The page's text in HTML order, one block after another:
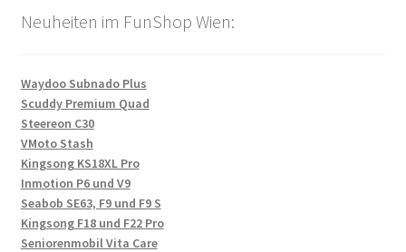
Neuheiten im FunShop Wien:
Waydoo Subnado Plus
Scuddy Premium Quad
Steereon C30
VMoto Stash
Kingsong KS18XL Pro
Inmotion P6 und V9
Seabob SE63, F9 und F9 S
Kingsong F18 und F22 Pro
Seniorenmobil Vita Care